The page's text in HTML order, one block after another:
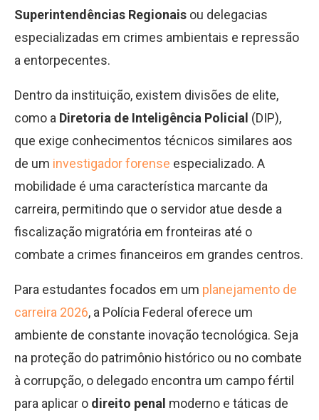
Superintendências Regionais ou delegacias
especializadas em crimes ambientais e repressão
a entorpecentes.
Dentro da instituição, existem divisões de elite,
como a Diretoria de Inteligência Policial (DIP),
que exige conhecimentos técnicos similares aos
de um investigador forense especializado. A
mobilidade é uma característica marcante da
carreira, permitindo que o servidor atue desde a
fiscalização migratória em fronteiras até o
combate a crimes financeiros em grandes centros.
Para estudantes focados em um planejamento de
carreira 2026, a Polícia Federal oferece um
ambiente de constante inovação tecnológica. Seja
na proteção do patrimônio histórico ou no combate
à corrupção, o delegado encontra um campo fértil
para aplicar o direito penal moderno e táticas de